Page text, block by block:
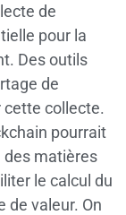
de
pour la
Des outils
de
collecte.
pourrait
des matières
le calcul du
de valeur. On